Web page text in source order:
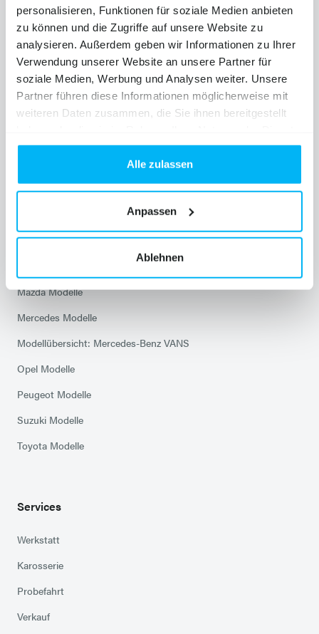
personalisieren, Funktionen für soziale Medien anbieten
zu können und die Zugriffe auf unsere Website zu
analysieren. Außerdem geben wir Informationen zu Ihrer
Verwendung unserer Website an unsere Partner für
soziale Medien, Werbung und Analysen weiter. Unsere
Partner führen diese Informationen möglicherweise mit
weiteren Daten zusammen, die Sie ihnen bereitgestellt
gesammelt haben.
Alle zulassen
Anpassen
Ablehnen
Smart Service
Suzuki
Toyota
Volkswagen Service
Audi Service
Skoda Service
Citroen Modelle
Mazda Modelle
Mercedes Modelle
Modellübersicht: Mercedes-Benz VANS
Opel Modelle
Peugeot Modelle
Suzuki Modelle
Toyota Modelle
Services
Werkstatt
Karosserie
Probefahrt
Verkauf